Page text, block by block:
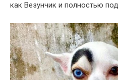
как Везунчик и полностью